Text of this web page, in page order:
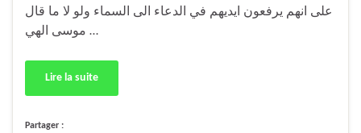
على انهم يرفعون ايديهم في الدعاء الى السماء ولو لا ما قال
موسى الهي …
Lire la suite
Partager :